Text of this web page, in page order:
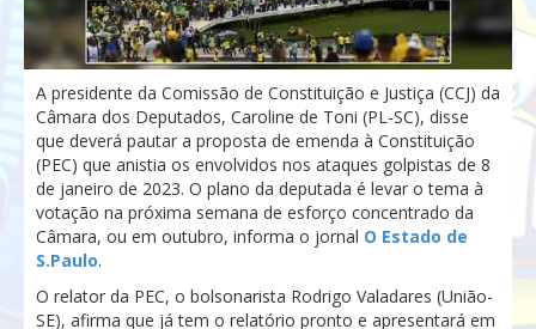
A presidente da Comissão de Constituição e Justiça (CCJ) da
Câmara dos Deputados, Caroline de Toni (PL-SC), disse
que deverá pautar a proposta de emenda à Constituição
(PEC) que anistia os envolvidos nos ataques golpistas de 8
de janeiro de 2023. O plano da deputada é levar o tema à
votação na próxima semana de esforço concentrado da
Câmara, ou em outubro, informa o jornal O Estado de
S.Paulo.
O relator da PEC, o bolsonarista Rodrigo Valadares (União-
SE), afirma que já tem o relatório pronto e apresentará em